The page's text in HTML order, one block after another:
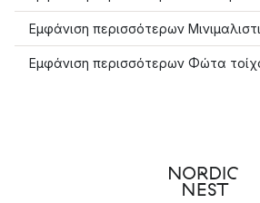
Εμφάνιση περισσότερων
Εμφάνιση περισσότερων Φώτα